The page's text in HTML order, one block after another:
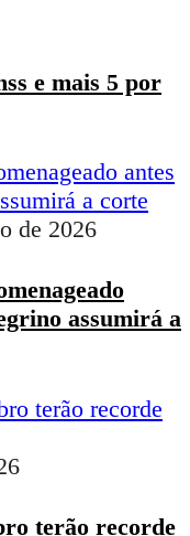
e mais 5 por
de 2026
assumirá a
terão recorde